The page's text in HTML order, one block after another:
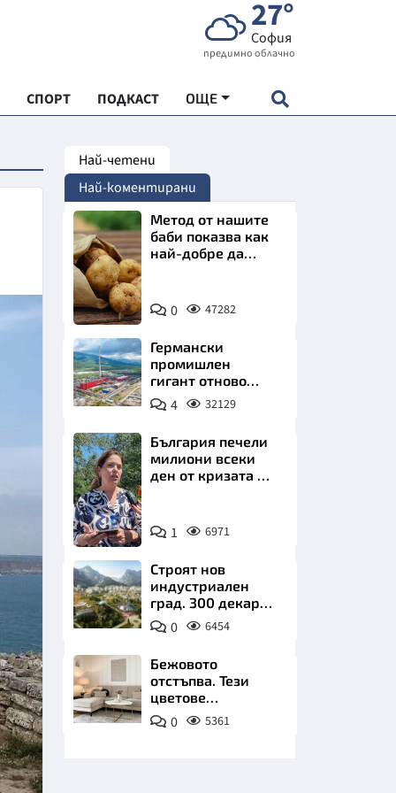
27°
София
предимно облачно
СПОРТ ПОДКАСТ ОЩЕ
"ЧУДЕСАТА НА БЪЛГАРИЯ"
ХРАНА
ИКОНОМИКА
Най-четени
Най-коментирани
Снимка:
Пиксабей
Метод от нашите
баби показва как
най-добре да
0 47282
Германски
промишлен
гигант отново
позлатява наш
град
4 32129
Снимка:
БТА
България печели
милиони всеки
ден от кризата по
1 6971
Строят нов
индустриален
град. 300 декара
чакат златни
заводи
0 6454
Бежовото
отстъпва. Тези
цветове
превземат
всекидневната
0 5361